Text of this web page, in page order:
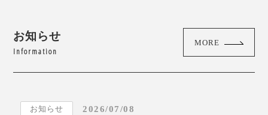
お知らせ
Information
MORE
お知らせ 2026/07/08